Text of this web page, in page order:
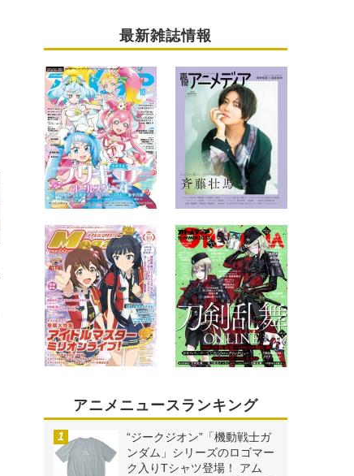
最新雑誌情報
アニメニュースランキング
“ジークジオン”「機動戦士ガ
ンダム」シリーズのロゴマー
ク入りTシャツ登場！ アム